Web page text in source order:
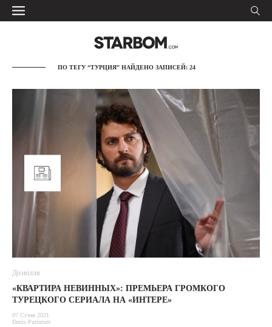
ПО ТЕГУ “ТУРЦИЯ” НАЙДЕНО ЗАПИСЕЙ: 24
Дозвілля
«КВАРТИРА НЕВИННЫХ»: ПРЕМЬЕРА ГРОМКОГО
ТУРЕЦКОГО СЕРИАЛА НА «ИНТЕРЕ»
07 Січня 2021
Denis Putintsev